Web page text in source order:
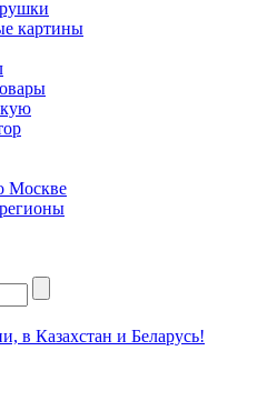
картины
Москве
в Казахстан и Беларусь!